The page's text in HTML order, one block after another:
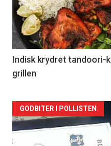
nå
-
2
Indisk krydret tandoori-
grillen
Forsiden
akkurat
GODBITER I POLLISTEN